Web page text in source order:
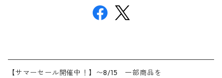
【サマーセール開催中！】〜8/15 一部商品を